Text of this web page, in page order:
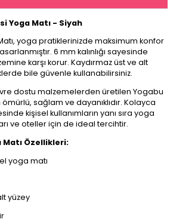
Yoga Matı - Siyah
yoga pratiklerinizde maksimum konfor
6 mm kalınlığı sayesinde
karşı korur. Kaydırmaz üst ve alt
bile güvenle kullanabilirsiniz.
dostu malzemelerden üretilen Yogabu
ömürlü, sağlam ve dayanıklıdır. Kolayca
kişisel kullanımların yanı sıra yoga
ve oteller için de ideal tercihtir.
Matı Özellikleri:
yoga matı
yüzey